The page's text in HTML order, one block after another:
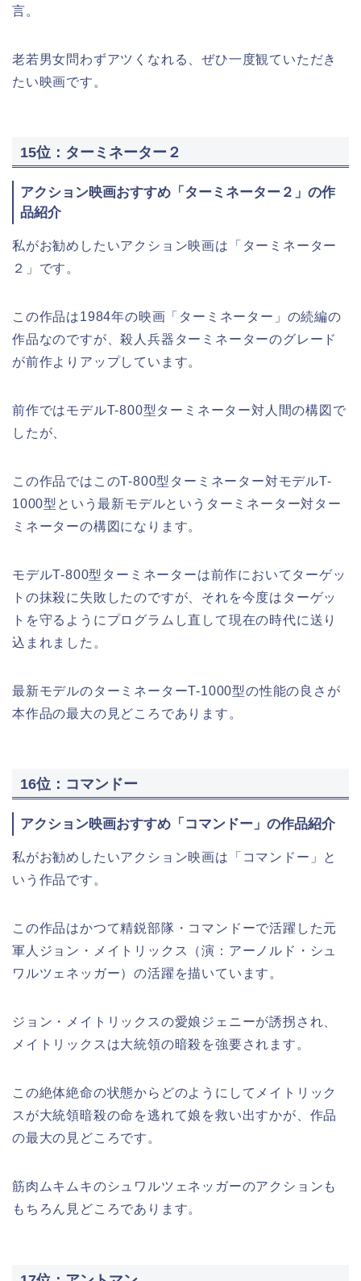
言。
老若男女問わずアツくなれる、ぜひ一度観ていただき
たい映画です。
15位：ターミネーター２
アクション映画おすすめ「ターミネーター２」の作
品紹介
私がお勧めしたいアクション映画は「ターミネーター
２」です。
この作品は1984年の映画「ターミネーター」の続編の
作品なのですが、殺人兵器ターミネーターのグレード
が前作よりアップしています。
前作ではモデルT-800型ターミネーター対人間の構図で
したが、
この作品ではこのT-800型ターミネーター対モデルT-
1000型という最新モデルというターミネーター対ター
ミネーターの構図になります。
モデルT-800型ターミネーターは前作においてターゲッ
トの抹殺に失敗したのですが、それを今度はターゲッ
トを守るようにプログラムし直して現在の時代に送り
込まれました。
最新モデルのターミネーターT-1000型の性能の良さが
本作品の最大の見どころであります。
16位：コマンドー
アクション映画おすすめ「コマンドー」の作品紹介
私がお勧めしたいアクション映画は「コマンドー」と
いう作品です。
この作品はかつて精鋭部隊・コマンドーで活躍した元
軍人ジョン・メイトリックス（演：アーノルド・シュ
ワルツェネッガー）の活躍を描いています。
ジョン・メイトリックスの愛娘ジェニーが誘拐され、
メイトリックスは大統領の暗殺を強要されます。
この絶体絶命の状態からどのようにしてメイトリック
スが大統領暗殺の命を逃れて娘を救い出すかが、作品
の最大の見どころです。
筋肉ムキムキのシュワルツェネッガーのアクションも
もちろん見どころであります。